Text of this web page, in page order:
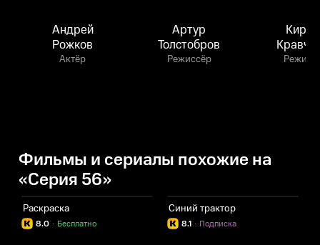
Андрей
Рожков
Актёр
Артур
Толстобров
Режиссёр
Фильмы и сериалы похожие на
«Серия 56»
Раскраска
8.0 Бесплатно
·
Синий трактор
8.1 Подписка
·